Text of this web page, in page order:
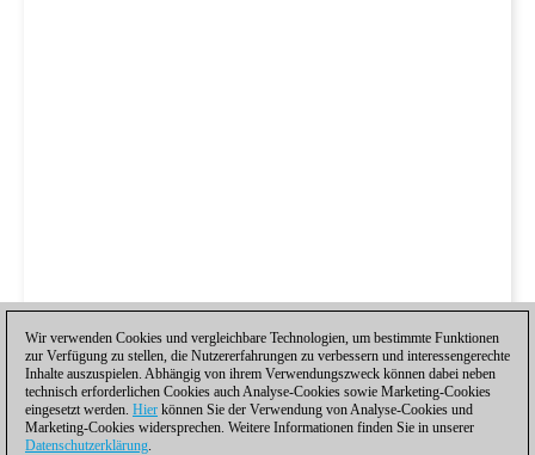
Wir verwenden Cookies und vergleichbare Technologien, um bestimmte Funktionen
zur Verfügung zu stellen, die Nutzererfahrungen zu verbessern und interessengerechte
Inhalte auszuspielen. Abhängig von ihrem Verwendungszweck können dabei neben
technisch erforderlichen Cookies auch Analyse-Cookies sowie Marketing-Cookies
eingesetzt werden. Hier können Sie der Verwendung von Analyse-Cookies und
Marketing-Cookies widersprechen. Weitere Informationen finden Sie in unserer
Datenschutzerklärung.